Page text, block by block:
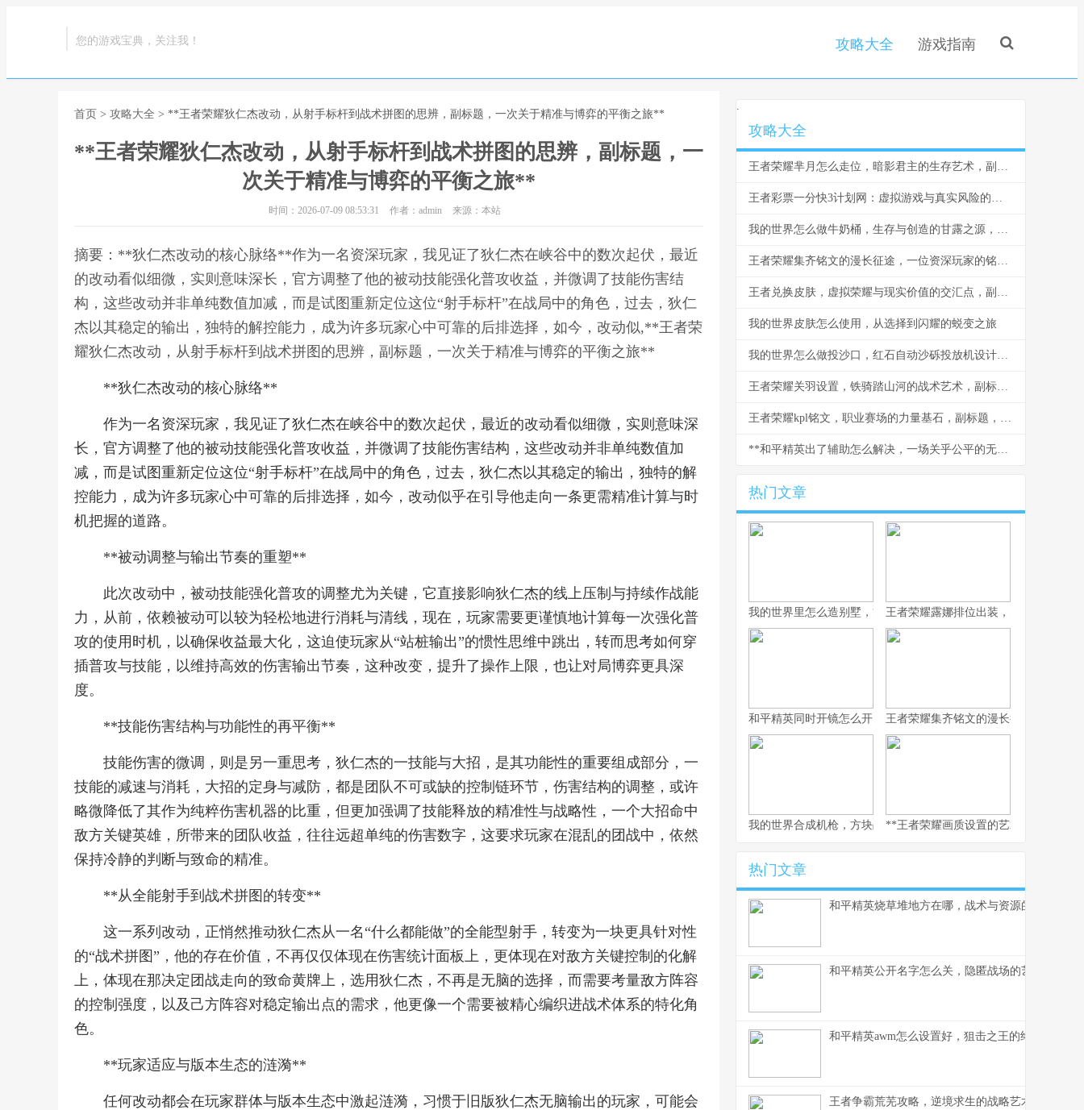
您的游戏宝典，关注我！ 攻略大全 游戏指南
首页 > 攻略大全 > **王者荣耀狄仁杰改动，从射手标杆到战术拼图的思辨，副标题，一次关于精准与博弈的平衡之旅**
**王者荣耀狄仁杰改动，从射手标杆到战术拼图的思辨，副标题，一
次关于精准与博弈的平衡之旅**
时间：2026-07-09 08:53:31 作者：admin 来源：本站
摘要：**狄仁杰改动的核心脉络**作为一名资深玩家，我见证了狄仁杰在峡谷中的数次起伏，最近
的改动看似细微，实则意味深长，官方调整了他的被动技能强化普攻收益，并微调了技能伤害结
构，这些改动并非单纯数值加减，而是试图重新定位这位“射手标杆”在战局中的角色，过去，狄仁
杰以其稳定的输出，独特的解控能力，成为许多玩家心中可靠的后排选择，如今，改动似,**王者荣
耀狄仁杰改动，从射手标杆到战术拼图的思辨，副标题，一次关于精准与博弈的平衡之旅**
**狄仁杰改动的核心脉络**
作为一名资深玩家，我见证了狄仁杰在峡谷中的数次起伏，最近的改动看似细微，实则意味深
长，官方调整了他的被动技能强化普攻收益，并微调了技能伤害结构，这些改动并非单纯数值加
减，而是试图重新定位这位“射手标杆”在战局中的角色，过去，狄仁杰以其稳定的输出，独特的解
控能力，成为许多玩家心中可靠的后排选择，如今，改动似乎在引导他走向一条更需精准计算与时
机把握的道路。
**被动调整与输出节奏的重塑**
此次改动中，被动技能强化普攻的调整尤为关键，它直接影响狄仁杰的线上压制与持续作战能
力，从前，依赖被动可以较为轻松地进行消耗与清线，现在，玩家需要更谨慎地计算每一次强化普
攻的使用时机，以确保收益最大化，这迫使玩家从“站桩输出”的惯性思维中跳出，转而思考如何穿
插普攻与技能，以维持高效的伤害输出节奏，这种改变，提升了操作上限，也让对局博弈更具深
度。
**技能伤害结构与功能性的再平衡**
技能伤害的微调，则是另一重思考，狄仁杰的一技能与大招，是其功能性的重要组成部分，一
技能的减速与消耗，大招的定身与减防，都是团队不可或缺的控制链环节，伤害结构的调整，或许
略微降低了其作为纯粹伤害机器的比重，但更加强调了技能释放的精准性与战略性，一个大招命中
敌方关键英雄，所带来的团队收益，往往远超单纯的伤害数字，这要求玩家在混乱的团战中，依然
保持冷静的判断与致命的精准。
**从全能射手到战术拼图的转变**
这一系列改动，正悄然推动狄仁杰从一名“什么都能做”的全能型射手，转变为一块更具针对性
的“战术拼图”，他的存在价值，不再仅仅体现在伤害统计面板上，更体现在对敌方关键控制的化解
上，体现在那决定团战走向的致命黄牌上，选用狄仁杰，不再是无脑的选择，而需要考量敌方阵容
的控制强度，以及己方阵容对稳定输出点的需求，他更像一个需要被精心编织进战术体系的特化角
色。
**玩家适应与版本生态的涟漪**
任何改动都会在玩家群体与版本生态中激起涟漪，习惯于旧版狄仁杰无脑输出的玩家，可能会
.
攻略大全
王者荣耀芈月怎么走位，暗影君主的生存艺术，副标题，穿梭战场的永恒之力
王者彩票一分快3计划网：虚拟游戏与真实风险的边界反思
我的世界怎么做牛奶桶，生存与创造的甘露之源，副标题，从奶牛到桶的田园诗篇
王者荣耀集齐铭文的漫长征途，一位资深玩家的铭文史诗
王者兑换皮肤，虚拟荣耀与现实价值的交汇点，副标题，一场数字情感的华丽冒险
我的世界皮肤怎么使用，从选择到闪耀的蜕变之旅
我的世界怎么做投沙口，红石自动沙砾投放机设计与实战
王者荣耀关羽设置，铁骑踏山河的战术艺术，副标题，冲锋陷阵的刀锋意志
王者荣耀kpl铭文，职业赛场的力量基石，副标题，细微之处定胜负乾坤
**和平精英出了辅助怎么解决，一场关乎公平的无声战争**
热门文章
我的世界里怎么造别墅，方块间的诗意栖居王者荣耀露娜排位出装，月下无限连
和平精英同时开镜怎么开，高手进阶的战术密钥
王者荣耀集齐铭文的漫长征途，一位资
我的世界合成机枪，方块战场火力美学，副标题，当红石科技邂逅
**王者荣耀画质设置的艺术，副标题为
热门文章
和平精英烧草堆地方在哪，战术与资源的深度解析
和平精英公开名字怎么关，隐匿战场的艺术与策略
和平精英awm怎么设置好，狙击之王的终极配置
王者争霸荒芜攻略，逆境求生的战略艺术，副标题